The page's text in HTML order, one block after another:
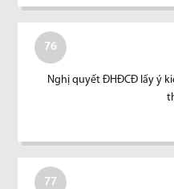
76
Nghị quyết ĐHĐCĐ lấy ý
77